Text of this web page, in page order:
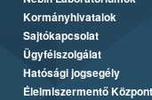
Kormányhivatalok
Sajtókapcsolat
Ügyfélszolgálat
Hatósági jogsegély
Élelmiszermentő Központ